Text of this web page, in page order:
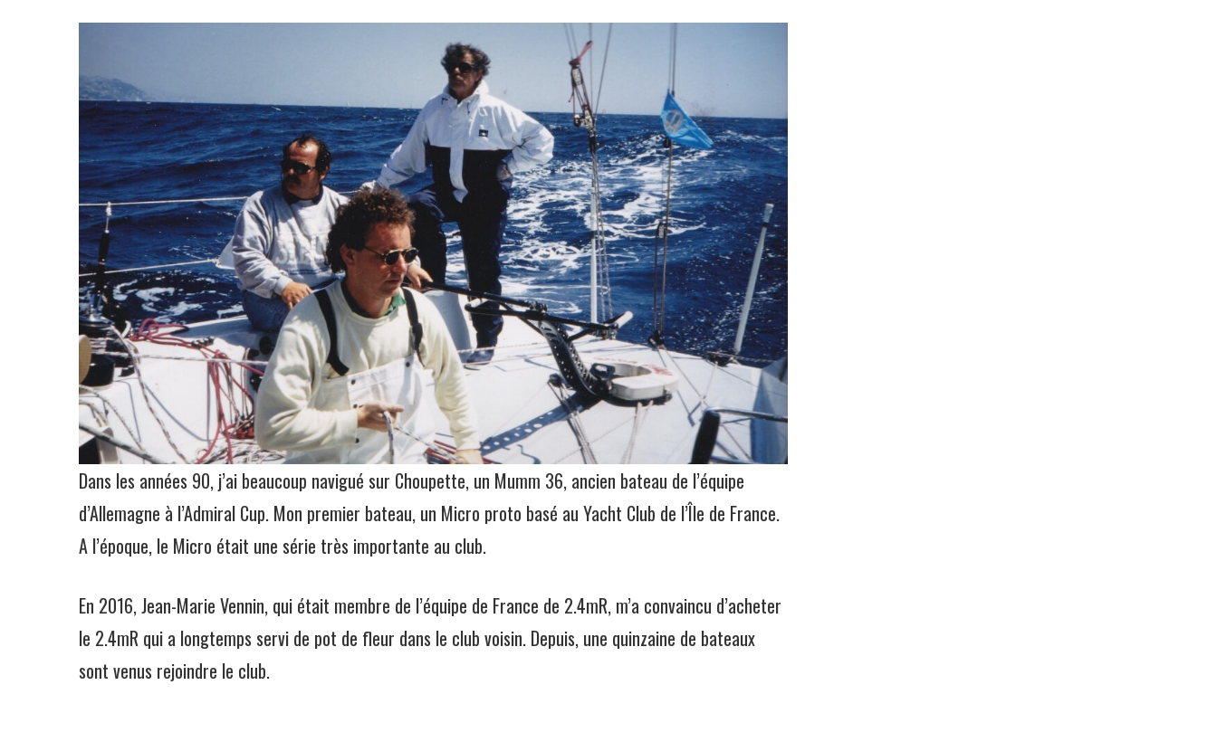
Dans les années 90, j’ai beaucoup navigué sur Choupette, un Mumm 36, ancien bateau de l’équipe
d’Allemagne à l’Admiral Cup. Mon premier bateau, un Micro proto basé au Yacht Club de l’Île de France.
A l’époque, le Micro était une série très importante au club.
En 2016, Jean-Marie Vennin, qui était membre de l’équipe de France de 2.4mR, m’a convaincu d’acheter
le 2.4mR qui a longtemps servi de pot de fleur dans le club voisin. Depuis, une quinzaine de bateaux
sont venus rejoindre le club.